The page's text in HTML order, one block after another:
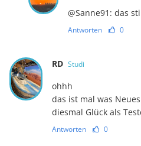
@Sanne91: das
Antworten 0
RD Studi
ohhh
das ist mal was
diesmal Glück als
Antworten 0